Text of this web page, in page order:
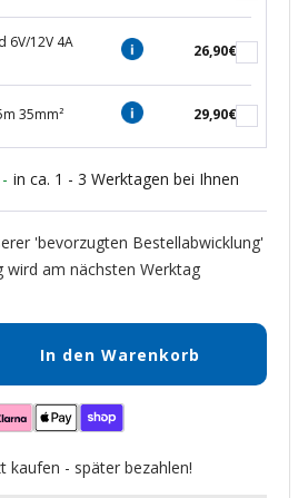
6V/12V 4A
26,90€
35mm² 29,90€
- in ca. 1 - 3 Werktagen bei Ihnen
'bevorzugten Bestellabwicklung'
wird am nächsten Werktag
In den Warenkorb
kaufen - später bezahlen!